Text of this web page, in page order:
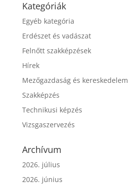
Kategóriák
Egyéb kategória
Erdészet és vadászat
Felnőtt szakképzések
Hírek
Mezőgazdaság és kereskedelem
Szakképzés
Technikusi képzés
Vizsgaszervezés
Archívum
2026. július
2026. június